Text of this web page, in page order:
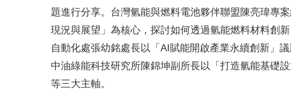
題進行分享。台灣氫能與燃料電池夥伴聯盟陳亮瑋專
現況與展望」為核心，探討如何透過氫能燃料材料創
自動化處張幼銘處長以「AI賦能開啟產業永續創新」
中油綠能科技研究所陳錦坤副所長以「打造氫能基礎
等三大主軸。